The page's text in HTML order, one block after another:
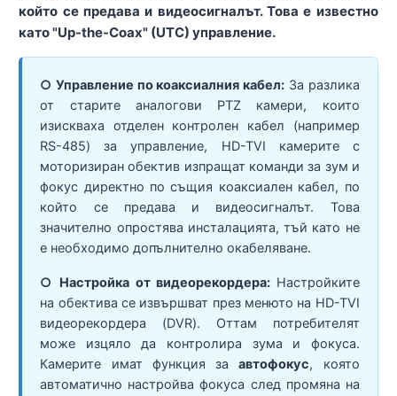
който се предава и видеосигналът. Това е известно
като "Up-the-Coax" (UTC) управление.
○ Управление по коаксиалния кабел: За разлика
от старите аналогови PTZ камери, които
изискваха отделен контролен кабел (например
RS-485) за управление, HD-TVI камерите с
моторизиран обектив изпращат команди за зум и
фокус директно по същия коаксиален кабел, по
който се предава и видеосигналът. Това
значително опростява инсталацията, тъй като не
е необходимо допълнително окабеляване.
○ Настройка от видеорекордера:Настройките
на обектива се извършват през менюто на HD-TVI
видеорекордера (DVR). Оттам потребителят
може изцяло да контролира зума и фокуса.
Камерите имат функция заавтофокус, която
автоматично настройва фокуса след промяна на